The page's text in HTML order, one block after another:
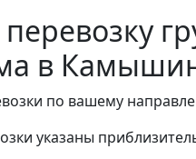
в
по вашему
указаны